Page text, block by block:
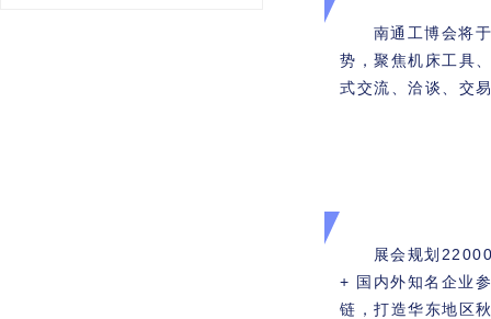
南通工博会将
势，聚焦机床工具
式交流、洽谈、交
展会规划
+ 国内外知名企业
链，打造华东地区